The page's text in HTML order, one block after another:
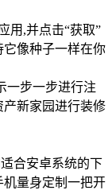
用,并点击“获取”
像种子一样在你
一步一步进行注
新家园进行装修
合安卓系统的下
量身定制一把开